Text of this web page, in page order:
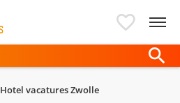
Hotel vacatures Zwolle